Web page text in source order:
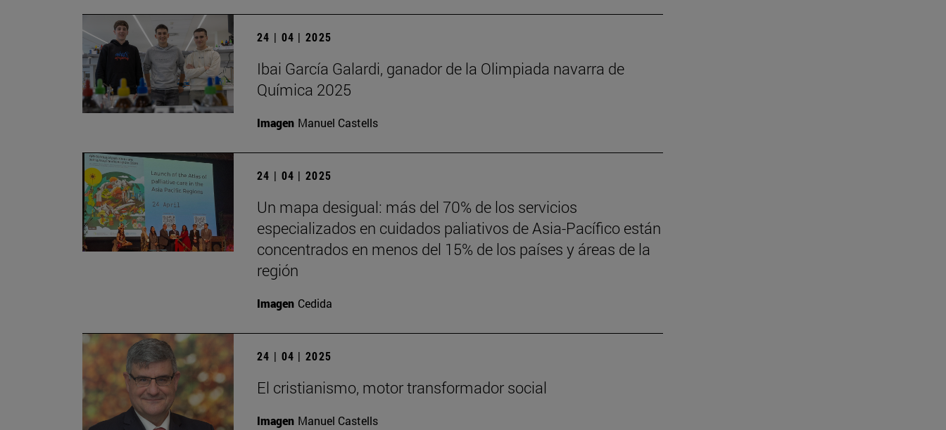
24 | 04 | 2025
Ibai García Galardi, ganador de la Olimpiada navarra de
Química 2025
Imagen Manuel Castells
24 | 04 | 2025
Un mapa desigual: más del 70% de los servicios
especializados en cuidados paliativos de Asia-Pacífico están
concentrados en menos del 15% de los países y áreas de la
región
Imagen Cedida
24 | 04 | 2025
El cristianismo, motor transformador social
Imagen Manuel Castells